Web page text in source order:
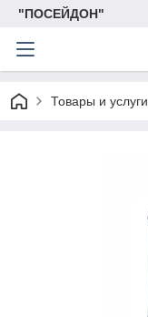
"ПОСЕЙДОН"
Товары и услуги